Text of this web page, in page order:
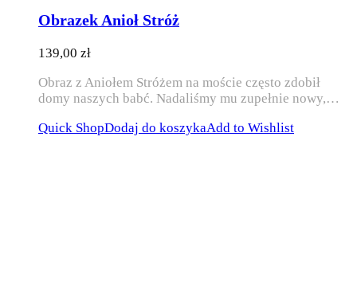
Obrazek Anioł Stróż
139,00 zł
Obraz z Aniołem Stróżem na moście często zdobił
domy naszych babć. Nadaliśmy mu zupełnie nowy,…
Quick ShopDodaj do koszykaAdd to Wishlist